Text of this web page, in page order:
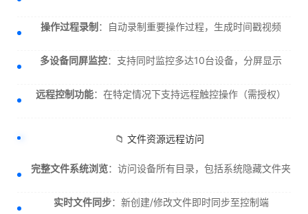
操作过程录制 ：自动录制重要操作过程，生成时间戳视频
多设备同屏监控：支持同时监控多达10台设备，分屏显示
远程控制功能：在特定情况下支持远程触控操作（需授权）
📁 文件资源远程访问
完整文件系统浏览：访问设备所有目录，包括系统隐藏文件夹
实时文件同步：新创建/修改文件即时同步至控制端